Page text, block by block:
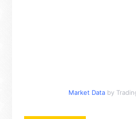
Market Data by